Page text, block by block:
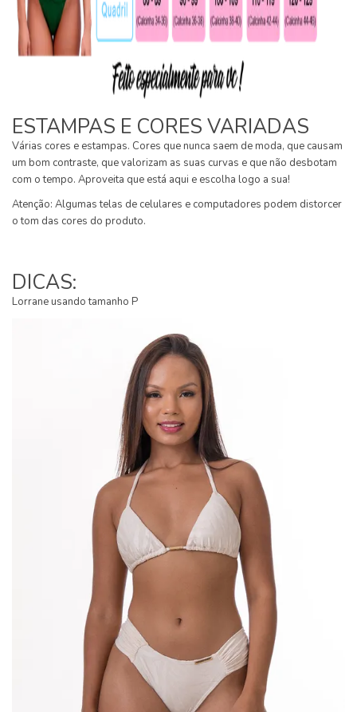
ESTAMPAS E CORES VARIADAS
Várias cores e estampas. Cores que nunca saem de moda, que causam
um bom contraste, que valorizam as suas curvas e que não desbotam
com o tempo. Aproveita que está aqui e escolha logo a sua!
Atenção: Algumas telas de celulares e computadores podem distorcer
o tom das cores do produto.
DICAS:
Lorrane usando tamanho P